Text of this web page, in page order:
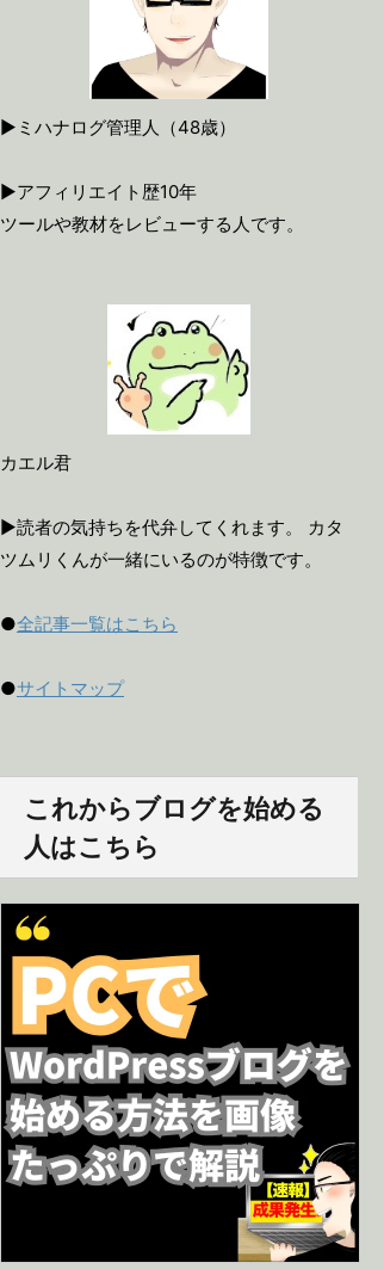
▶ミハナログ管理人（48歳）
▶アフィリエイト歴10年
ツールや教材をレビューする人です。
カエル君
▶読者の気持ちを代弁してくれます。 カタ
ツムリくんが一緒にいるのが特徴です。
●全記事一覧はこちら
●サイトマップ
これからブログを始める
人はこちら